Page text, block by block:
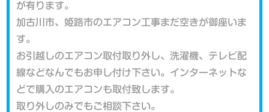
が有ります。
加古川市、姫路市のエアコン工事まだ空きが御座いま
す。
お引越しのエアコン取付取り外し、洗濯機、テレビ配
線などなんでもお申し付け下さい。インターネットな
どで購入のエアコンも取付致します。
取り外しのみでもご相談下さい。